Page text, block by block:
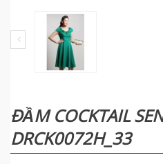
ĐẦM COCKTAIL
DRCK0072H_33